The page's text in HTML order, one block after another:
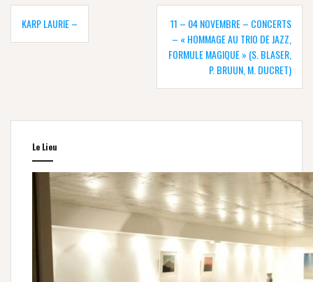
Navigation
KARP LAURIE –
11 – 04 NOVEMBRE – CONCERTS
– « HOMMAGE AU TRIO DE JAZZ,
FORMULE MAGIQUE » (S. BLASER,
P. BRUUN, M. DUCRET)
Le Lieu